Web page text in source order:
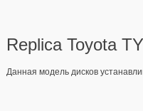
Replica Toyota